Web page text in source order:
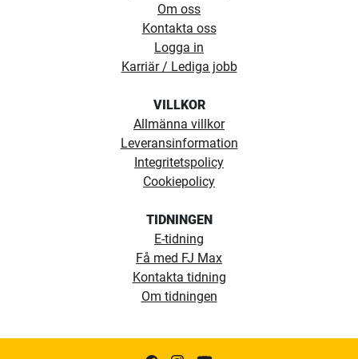
Om oss
Kontakta oss
Logga in
Karriär / Lediga jobb
VILLKOR
Allmänna villkor
Leveransinformation
Integritetspolicy
Cookiepolicy
TIDNINGEN
E-tidning
Få med FJ Max
Kontakta tidning
Om tidningen